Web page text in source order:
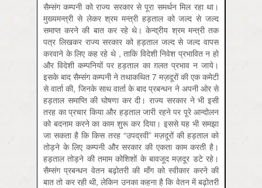
सैम्संग कम्पनी को राज्य सरकार से पूरा समर्थन मिल रहा था।
मुख्यमन्त्री से लेकर श्रम मन्त्री हड़ताल को जल्द से जल्द
समाप्त करने की बात कर रहे थे। केन्द्रीय श्रम मन्त्री तक
पत्र लिखकर राज्य सरकार को हड़ताल जल्द से जल्द वापस
करवाने के लिए कह रहे थे , ताकि विदेशी निवेश प्रभावित न हो
और विदेशी कम्पनियों पर हड़ताल का ग़लत प्रभाव न जाये।
इसके बाद सैम्संग कम्पनी ने तथाकथित 7 मज़दूरों की एक कमेटी
से वार्ता की, जिनके साथ वार्ता के बाद प्रबन्धन ने अपनी ओर से
हड़ताल समाप्ति की घोषणा कर दी। राज्य सरकार ने भी इसी
तरह का प्रचार किया और हड़ताल जारी रहने पर पूरे आन्दोलन
को बदनाम करने का काम शुरू कर दिया। इससे यह भी समझा
जा सकता है कि किस तरह “उपद्रवी” मज़दूरों की हड़ताल को
तोड़ने के लिए कम्पनी और सरकार की एकता काम करती है।
हड़ताल तोड़ने की तमाम कोशिशों के बावजूद मज़दूर डटे रहे।
सैम्संग प्रबन्धन वेतन बढ़ोतरी की माँग को स्वीकार करने की
बात तो कर रही थी, लेकिन उनका कहना है कि वेतन में बढ़ोतरी